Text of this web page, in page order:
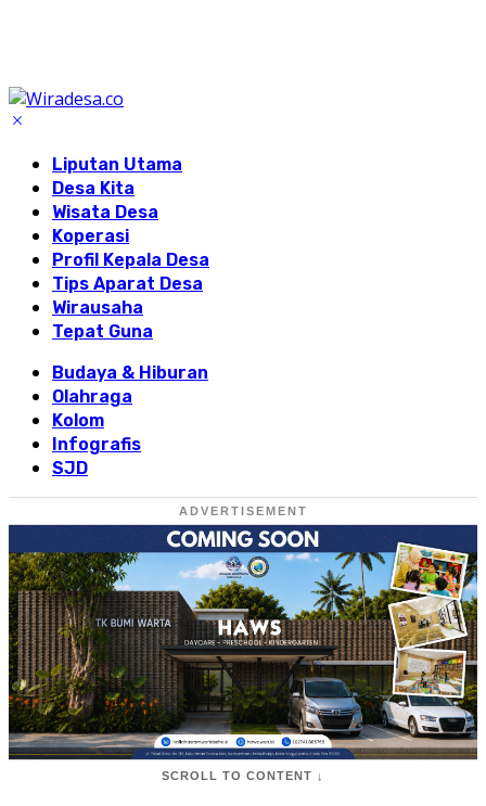
Liputan Utama
Desa Kita
Wisata Desa
Koperasi
Profil Kepala Desa
Tips Aparat Desa
Wirausaha
Tepat Guna
Budaya & Hiburan
Olahraga
Kolom
Infografis
SJD
ADVERTISEMENT
SCROLL TO CONTENT ↓